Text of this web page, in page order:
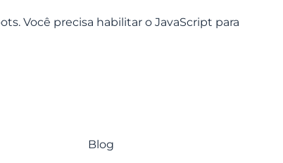
Você precisa habilitar o JavaScript para
Blog